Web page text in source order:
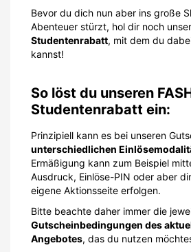
Bevor du dich nun aber ins große
Abenteuer stürzt, hol dir noch
Studentenrabatt, mit dem du
kannst!
So löst du unseren
Studentenrabatt ein:
Prinzipiell kann es bei unseren
unterschiedlichen
Ermäßigung kann zum Beispiel
Ausdruck, Einlöse-PIN oder aber
eigene Aktionsseite erfolgen.
Bitte beachte daher immer die
Gutscheinbedingungen des
Angebotes, das du nutzen